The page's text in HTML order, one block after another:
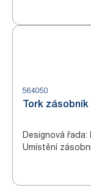
564050
Tork
Designová řada:
Umístění